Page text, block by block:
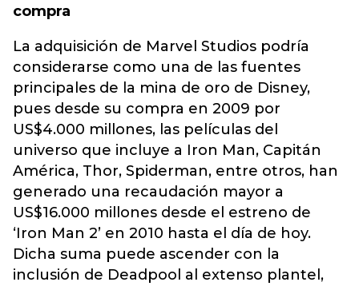
compra
La adquisición de Marvel Studios podría
considerarse como una de las fuentes
principales de la mina de oro de Disney,
pues desde su compra en 2009 por
US$4.000 millones, las películas del
universo que incluye a Iron Man, Capitán
América, Thor, Spiderman, entre otros, han
generado una recaudación mayor a
US$16.000 millones desde el estreno de
‘Iron Man 2’ en 2010 hasta el día de hoy.
Dicha suma puede ascender con la
inclusión de Deadpool al extenso plantel,